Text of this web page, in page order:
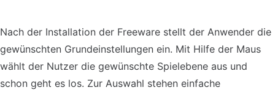
Nach der Installation der Freeware stellt der Anwender die
gewünschten Grundeinstellungen ein. Mit Hilfe der Maus
wählt der Nutzer die gewünschte Spielebene aus und
schon geht es los. Zur Auswahl stehen einfache